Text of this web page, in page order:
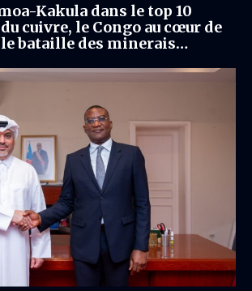
Kakula dans le top 10
cuivre, le Congo au cœur de
bataille des minerais